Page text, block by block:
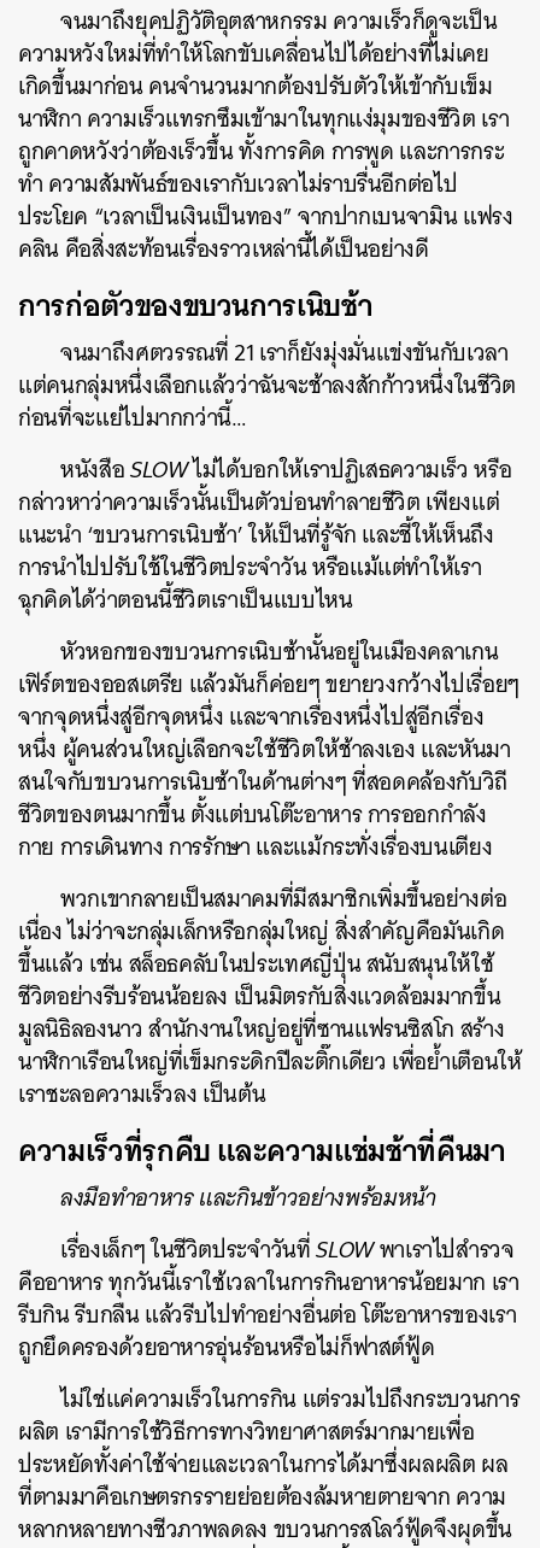
จนมาถึงยุคปฏิวัติอุตสาหกรรม ความเร็วก็ดูจะเป็น
ความหวังใหม่ที่ทำให้โลกขับเคลื่อนไปได้อย่างที่ไม่เคย
เกิดขึ้นมาก่อน คนจำนวนมากต้องปรับตัวให้เข้ากับเข็ม
นาฬิกา ความเร็วแทรกซึมเข้ามาในทุกแง่มุมของชีวิต เรา
ถูกคาดหวังว่าต้องเร็วขึ้น ทั้งการคิด การพูด และการกระ
ทำ ความสัมพันธ์ของเรากับเวลาไม่ราบรื่นอีกต่อไป
ประโยค “เวลาเป็นเงินเป็นทอง” จากปากเบนจามิน แฟรง
คลิน คือสิ่งสะท้อนเรื่องราวเหล่านี้ได้เป็นอย่างดี
การก่อตัวของขบวนการเนิบช้า
จนมาถึงศตวรรณที่ 21 เราก็ยังมุ่งมั่นแข่งขันกับเวลา
แต่คนกลุ่มหนึ่งเลือกแล้วว่าฉันจะช้าลงสักก้าวหนึ่งในชีวิต
ก่อนที่จะแย่ไปมากกว่านี้…
หนังสือSLOWไม่ได้บอกให้เราปฏิเสธความเร็ว หรือ
กล่าวหาว่าความเร็วนั้นเป็นตัวบ่อนทำลายชีวิต เพียงแต่
แนะนำ ‘ขบวนการเนิบช้า’ ให้เป็นที่รู้จัก และชี้ให้เห็นถึง
การนำไปปรับใช้ในชีวิตประจำวัน หรือแม้แต่ทำให้เรา
ฉุกคิดได้ว่าตอนนี้ชีวิตเราเป็นแบบไหน
หัวหอกของขบวนการเนิบช้านั้นอยู่ในเมืองคลาเกน
เฟิร์ตของออสเตรีย แล้วมันก็ค่อยๆ ขยายวงกว้างไปเรื่อยๆ
จากจุดหนึ่งสู่อีกจุดหนึ่ง และจากเรื่องหนึ่งไปสู่อีกเรื่อง
หนึ่ง ผู้คนส่วนใหญ่เลือกจะใช้ชีวิตให้ช้าลงเอง และหันมา
สนใจกับขบวนการเนิบช้าในด้านต่างๆ ที่สอดคล้องกับวิถี
ชีวิตของตนมากขึ้น ตั้งแต่บนโต๊ะอาหาร การออกกำลัง
กาย การเดินทาง การรักษา และแม้กระทั่งเรื่องบนเตียง
พวกเขากลายเป็นสมาคมที่มีสมาชิกเพิ่มขึ้นอย่างต่อ
เนื่อง ไม่ว่าจะกลุ่มเล็กหรือกลุ่มใหญ่ สิ่งสำคัญคือมันเกิด
ขึ้นแล้ว เช่น สล็อธคลับในประเทศญี่ปุ่น สนับสนุนให้ใช้
ชีวิตอย่างรีบร้อนน้อยลง เป็นมิตรกับสิ่งแวดล้อมมากขึ้น
มูลนิธิลองนาว สำนักงานใหญ่อยู่ที่ซานแฟรนซิสโก สร้าง
นาฬิกาเรือนใหญ่ที่เข็มกระดิกปีละติ๊กเดียว เพื่อย้ำเตือนให้
เราชะลอความเร็วลง เป็นต้น
ความเร็วที่รุกคืบ และความแช่มช้าที่คืนมา
ลงมือทำอาหาร และกินข้าวอย่างพร้อมหน้า
เรื่องเล็กๆ ในชีวิตประจำวันที่SLOWพาเราไปสำรวจ
คืออาหาร ทุกวันนี้เราใช้เวลาในการกินอาหารน้อยมาก เรา
รีบกิน รีบกลืน แล้วรีบไปทำอย่างอื่นต่อ โต๊ะอาหารของเรา
ถูกยึดครองด้วยอาหารอุ่นร้อนหรือไม่ก็ฟาสต์ฟู้ด
ไม่ใช่แค่ความเร็วในการกิน แต่รวมไปถึงกระบวนการ
ผลิต เรามีการใช้วิธีการทางวิทยาศาสตร์มากมายเพื่อ
ประหยัดทั้งค่าใช้จ่ายและเวลาในการได้มาซึ่งผลผลิต ผล
ที่ตามมาคือเกษตรกรรายย่อยต้องล้มหายตายจาก ความ
หลากหลายทางชีวภาพลดลง ขบวนการสโลว์ฟู้ดจึงผุดขึ้น